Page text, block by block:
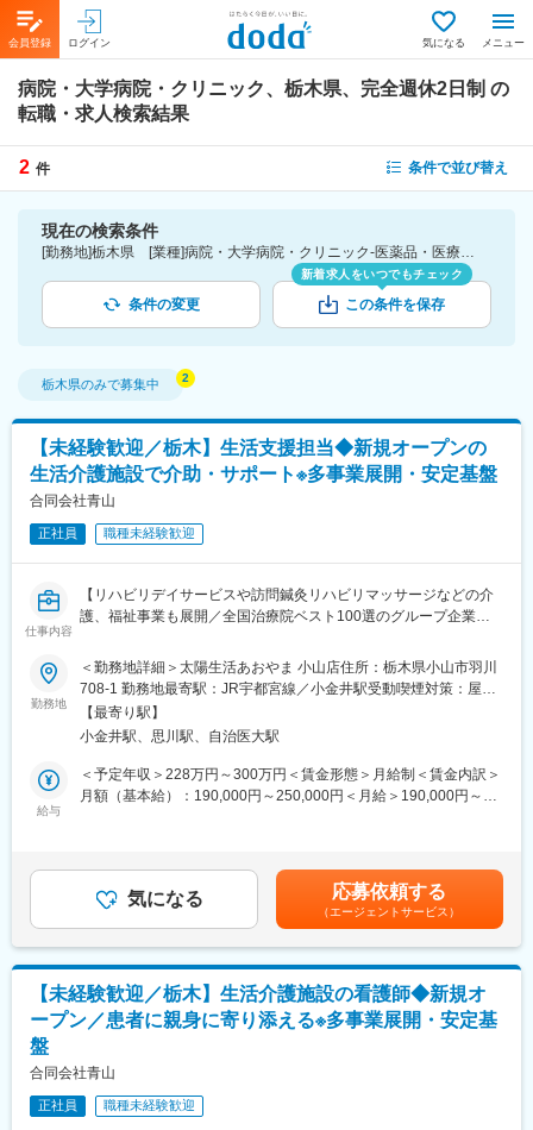
会員登録 ログイン 気になる メニュー
病院・大学病院・クリニック、栃木県、完全週休2日制 の
転職・求人検索結果
2 件 条件で並び替え
現在の検索条件
[勤務地]栃木県 [業種]病院・大学病院・クリニック-医薬品・医療機器・ライフサイエンス・医療系サービス [こだわり条件ピックアップ]完全週休2日制 [詳細条件](休日・働き方)完全週休2日制
条件の変更
新着求人をいつでもチェック
この条件を保存
栃木県のみで募集中
【未経験歓迎／栃木】生活支援担当◆新規オープンの
生活介護施設で介助・サポート※多事業展開・安定基盤
合同会社青山
正社員 職種未経験歓迎
仕事内容
【リハビリデイサービスや訪問鍼灸リハビリマッサージなどの介
護、福祉事業も展開／全国治療院ベスト100選のグループ企業／
導入で幅広いキャリアを築ける／正社員】
■業務概要：
ご利用者様が必要とする日常の介助をしていただきます。
■具体的な業務：
・食事提供、排せつなどの介助
■こんな方にぴったり：
・休日をしっかり確保し、プライベートを充実させたい方
・ご利用者さん一人ひとりに沿ったサポートがしたい方
・専門職員の多い職場で新たな知識を身につけたい方
・明るい雰囲気の職場で楽しく働きたい方
■生活介護支援事業所「太陽生活あおやま小山店」とは：
人ひとりに応じた個別の支援計画を立て、日々の活動や進捗状況
勤務地
＜勤務地詳細＞太陽生活あおやま 小山店住所：栃木県小山市羽川
708-1 勤務地最寄駅：JR宇都宮線／小金井駅受動喫煙対策：屋内
全面禁煙変更の範囲：会社の定める事業所
【最寄り駅】
小金井駅、思川駅、自治医大駅
給与
＜予定年収＞228万円～300万円＜賃金形態＞月給制＜賃金内訳＞
月額（基本給）：190,000円～250,000円＜月給＞190,000円～
額)は固定手当を含めた表記です。
気になる 応募依頼する
（エージェントサービス）
【未経験歓迎／栃木】生活介護施設の看護師◆新規オ
ープン／患者に親身に寄り添える※多事業展開・安定基
盤
合同会社青山
正社員 職種未経験歓迎